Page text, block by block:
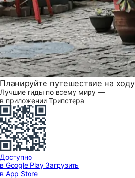
Планируйте путешествие на ходу
Лучшие гиды по всему миру —
в приложении Трипстера
Доступно
в Google Play Загрузить
в App Store